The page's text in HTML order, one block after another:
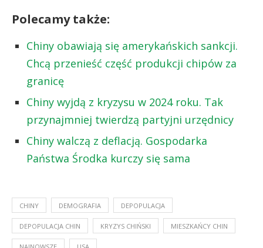
Polecamy także:
Chiny obawiają się amerykańskich sankcji.
Chcą przenieść część produkcji chipów za
granicę
Chiny wyjdą z kryzysu w 2024 roku. Tak
przynajmniej twierdzą partyjni urzędnicy
Chiny walczą z deflacją. Gospodarka
Państwa Środka kurczy się sama
CHINY DEMOGRAFIA DEPOPULACJA
DEPOPULACJA CHIN KRYZYS CHIŃSKI MIESZKAŃCY CHIN
NAJNOWSZE USA